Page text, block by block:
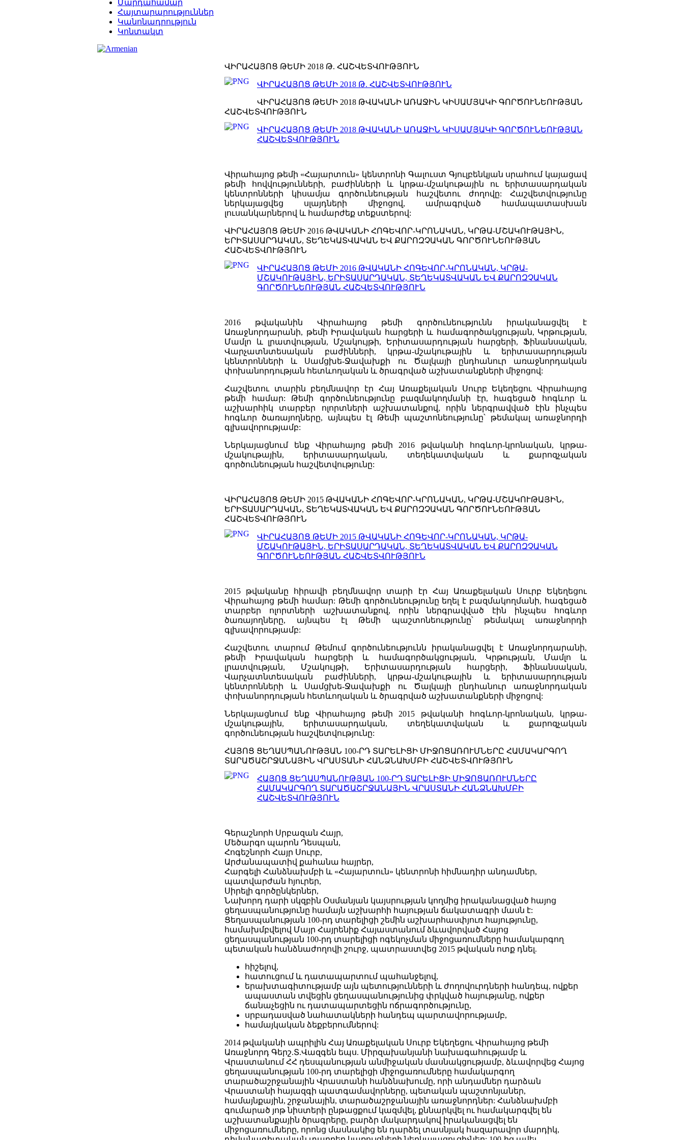
Մարդահամար
Հայտարարություններ
Կանոնադրություն
Կոնտակտ
ՎԻՐԱՀԱՅՈՑ ԹԵՄԻ 2018 Թ. ՀԱՇՎԵՏՎՈՒԹՅՈՒՆ
ՎԻՐԱՀԱՅՈՑ ԹԵՄԻ 2018 Թ. ՀԱՇՎԵՏՎՈՒԹՅՈՒՆ
ՎԻՐԱՀԱՅՈՑ ԹԵՄԻ 2018 ԹՎԱԿԱՆԻ ԱՌԱՋԻՆ ԿԻՍԱՄՅԱԿԻ ԳՈՐԾՈՒՆԵՈՒԹՅԱՆ
ՀԱՇՎԵՏՎՈՒԹՅՈՒՆ
ՎԻՐԱՀԱՅՈՑ ԹԵՄԻ 2018 ԹՎԱԿԱՆԻ ԱՌԱՋԻՆ ԿԻՍԱՄՅԱԿԻ ԳՈՐԾՈՒՆԵՈՒԹՅԱՆ
ՀԱՇՎԵՏՎՈՒԹՅՈՒՆ
Վիրահայոց թեմի «Հայարտուն» կենտրոնի Գալուստ Գյուլբենկյան սրահում կայացավ
թեմի հովվությունների, բաժինների և կրթա-մշակութային ու երիտասարդական
կենտրոնների կիսամյա գործունեության հաշվետու ժողովը: Հաշվետվությունը
ներկայացվեց սլայդների միջոցով, ամրագրված համապատասխան
լուսանկարներով և համարժեք տեքստերով:
ՎԻՐԱՀԱՅՈՑ ԹԵՄԻ 2016 ԹՎԱԿԱՆԻ ՀՈԳԵՎՈՐ-ԿՐՈՆԱԿԱՆ, ԿՐԹԱ-ՄՇԱԿՈՒԹԱՅԻՆ,
ԵՐԻՏԱՍԱՐԴԱԿԱՆ, ՏԵՂԵԿԱՏՎԱԿԱՆ ԵՎ ՔԱՐՈԶՉԱԿԱՆ ԳՈՐԾՈՒՆԵՈՒԹՅԱՆ
ՀԱՇՎԵՏՎՈՒԹՅՈՒՆ
ՎԻՐԱՀԱՅՈՑ ԹԵՄԻ 2016 ԹՎԱԿԱՆԻ ՀՈԳԵՎՈՐ-ԿՐՈՆԱԿԱՆ, ԿՐԹԱ-
ՄՇԱԿՈՒԹԱՅԻՆ, ԵՐԻՏԱՍԱՐԴԱԿԱՆ, ՏԵՂԵԿԱՏՎԱԿԱՆ ԵՎ ՔԱՐՈԶՉԱԿԱՆ
ԳՈՐԾՈՒՆԵՈՒԹՅԱՆ ՀԱՇՎԵՏՎՈՒԹՅՈՒՆ
2016 թվականին Վիրահայոց թեմի գործունեությունն իրականացվել է
Առաջնորդարանի, թեմի Իրավական հարցերի և համագործակցության, Կրթության,
Մամլո և լրատվության, Մշակույթի, Երիտասարդության հարցերի, Ֆինանսական,
Վարչատնտեսական բաժինների, կրթա-մշակութային և երիտասարդության
կենտրոնների և Սամցխե-Ջավախքի ու Ծալկայի ընդհանուր առաջնորդական
փոխանորդության հետևողական և ծրագրված աշխատանքների միջոցով:
Հաշվետու տարին բեղմնավոր էր Հայ Առաքելական Սուրբ Եկեղեցու Վիրահայոց
թեմի համար: Թեմի գործունեությունը բազմակողմանի էր, հագեցած հոգևոր և
աշխարհիկ տարբեր ոլորտների աշխատանքով, որին ներգրավված էին ինչպես
հոգևոր ծառայողները, այնպես էլ Թեմի պաշտոնեությունը՝ թեմակալ առաջնորդի
գլխավորությամբ:
Ներկայացնում ենք Վիրահայոց թեմի 2016 թվականի հոգևոր-կրոնական, կրթա-
մշակութային, երիտասարդական, տեղեկատվական և քարոզչական
գործունեության հաշվետվությունը:
ՎԻՐԱՀԱՅՈՑ ԹԵՄԻ 2015 ԹՎԱԿԱՆԻ ՀՈԳԵՎՈՐ-ԿՐՈՆԱԿԱՆ, ԿՐԹԱ-ՄՇԱԿՈՒԹԱՅԻՆ,
ԵՐԻՏԱՍԱՐԴԱԿԱՆ, ՏԵՂԵԿԱՏՎԱԿԱՆ ԵՎ ՔԱՐՈԶՉԱԿԱՆ ԳՈՐԾՈՒՆԵՈՒԹՅԱՆ
ՀԱՇՎԵՏՎՈՒԹՅՈՒՆ
ՎԻՐԱՀԱՅՈՑ ԹԵՄԻ 2015 ԹՎԱԿԱՆԻ ՀՈԳԵՎՈՐ-ԿՐՈՆԱԿԱՆ, ԿՐԹԱ-
ՄՇԱԿՈՒԹԱՅԻՆ, ԵՐԻՏԱՍԱՐԴԱԿԱՆ, ՏԵՂԵԿԱՏՎԱԿԱՆ ԵՎ ՔԱՐՈԶՉԱԿԱՆ
ԳՈՐԾՈՒՆԵՈՒԹՅԱՆ ՀԱՇՎԵՏՎՈՒԹՅՈՒՆ
2015 թվականը հիրավի բեղմնավոր տարի էր Հայ Առաքելական Սուրբ Եկեղեցու
Վիրահայոց թեմի համար: Թեմի գործունեությունը եղել է բազմակողմանի, հագեցած
տարբեր ոլորտների աշխատանքով, որին ներգրավված էին ինչպես հոգևոր
ծառայողները, այնպես էլ Թեմի պաշտոնեությունը՝ թեմակալ առաջնորդի
գլխավորությամբ:
Հաշվետու տարում Թեմում գործունեությունն իրականացվել է Առաջնորդարանի,
թեմի Իրավական հարցերի և համագործակցության, Կրթության, Մամլո և
լրատվության, Մշակույթի, Երիտասարդության հարցերի, Ֆինանսական,
Վարչատնտեսական բաժինների, կրթա-մշակութային և երիտասարդության
կենտրոնների և Սամցխե-Ջավախքի ու Ծալկայի ընդհանուր առաջնորդական
փոխանորդության հետևողական և ծրագրված աշխատանքների միջոցով:
Ներկայացնում ենք Վիրահայոց թեմի 2015 թվականի հոգևոր-կրոնական, կրթա-
մշակութային, երիտասարդական, տեղեկատվական և քարոզչական
գործունեության հաշվետվությունը:
ՀԱՅՈՑ ՑԵՂԱՍՊԱՆՈՒԹՅԱՆ 100-ՐԴ ՏԱՐԵԼԻՑԻ ՄԻՋՈՑԱՌՈՒՄՆԵՐԸ ՀԱՄԱԿԱՐԳՈՂ
ՏԱՐԱԾԱՇՐՋԱՆԱՅԻՆ ՎՐԱՍՏԱՆԻ ՀԱՆՁՆԱԽՄԲԻ ՀԱՇՎԵՏՎՈՒԹՅՈՒՆ
ՀԱՅՈՑ ՑԵՂԱՍՊԱՆՈՒԹՅԱՆ 100-ՐԴ ՏԱՐԵԼԻՑԻ ՄԻՋՈՑԱՌՈՒՄՆԵՐԸ
ՀԱՄԱԿԱՐԳՈՂ ՏԱՐԱԾԱՇՐՋԱՆԱՅԻՆ ՎՐԱՍՏԱՆԻ ՀԱՆՁՆԱԽՄԲԻ
ՀԱՇՎԵՏՎՈՒԹՅՈՒՆ
Գերաշնորհ Սրբազան Հայր,
Մեծարգո պարոն Դեսպան,
Հոգեշնորհ Հայր Սուրբ,
Արժանապատիվ քահանա հայրեր,
Հարգելի Հանձնախմբի և «Հայարտուն» կենտրոնի հիմնադիր անդամներ,
պատվարժան հյուրեր,
Սիրելի գործընկերներ,
Նախորդ դարի սկզբին Օսմանյան կայսրության կողմից իրականացված հայոց
ցեղասպանությունը համայն աշխարհի հայության ճակատագրի մասն է:
Ցեղասպանության 100-րդ տարելիցի շեմին աշխարհասփյուռ հայությունը,
համախմբվելով Մայր Հայրենիք Հայաստանում ձևավորված Հայոց
ցեղասպանության 100-րդ տարելիցի ոգեկոչման միջոցառումները համակարգող
պետական հանձնաժողովի շուրջ, պատրաստվեց 2015 թվական ոտք դնել.
հիշելով,
հատուցում և դատապարտում պահանջելով,
երախտագիտությամբ այն պետությունների և ժողովուրդների հանդեպ, ովքեր
ապաստան տվեցին ցեղասպանությունից փրկված հայությանը, ովքեր
ճանաչեցին ու դատապարտեցին ոճրագործությունը,
սրբադասված նահատակների հանդեպ պարտավորությամբ,
համայկական ձեքբերումներով:
2014 թվականի ապրիլին Հայ Առաքելական Սուրբ Եկեղեցու Վիրահայոց թեմի
Առաջնորդ Գերշ.Տ.Վազգեն եպս. Միրզախանյանի նախագահությամբ և
Վրաստանում ՀՀ դեսպանության անմիջական մասնակցությամբ, ձևավորվեց Հայոց
ցեղասպանության 100-րդ տարելիցի միջոցառումները համակարգող
տարածաշրջանային Վրաստանի հանձնախումը, որի անդամներ դարձան
Վրաստանի հայազգի պատգամավորները, պետական պաշտոնյաներ,
համայնքային, շրջանային, տարածաշրջանային առաջնորդներ: Հանձնախմբի
գումարած յոթ նիստերի ընթացքում կազմվել, քննարկվել ու համակարգվել են
աշխատանքային ծրագրերը, բարձր մակարդակով իրականացվել են
միջոցառումները, որոնց մասնակից են դարձել տասնյակ հազարավոր մարդիկ,